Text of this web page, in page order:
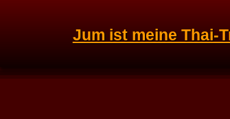
Jum ist meine Thai-